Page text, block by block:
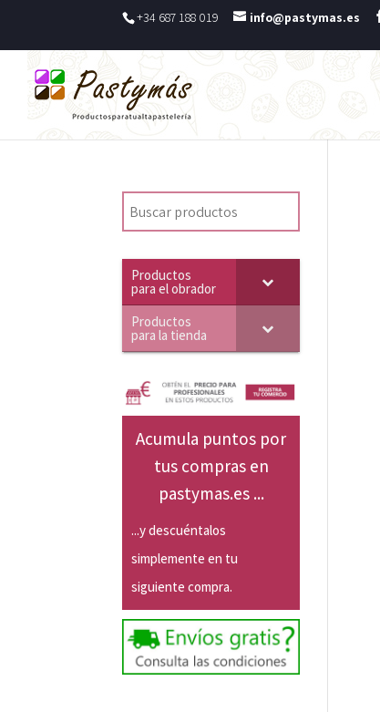
+34 687 188 019
info@pastymas.es
Productos
para el obrador
Productos
para la tienda
Acumula puntos por
tus compras en
pastymas.es ...
...y descuéntalos
simplemente en tu
siguiente compra.